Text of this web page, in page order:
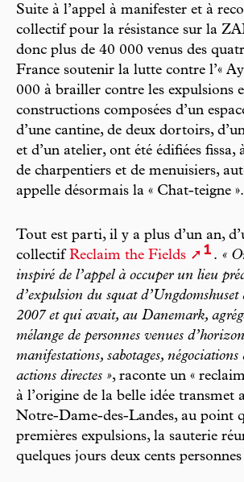
Suite à l’appel à manifester et à
collectif pour la résistance sur la
donc plus de 40 000 venus des
France soutenir la lutte contre l’«
000 à brailler contre les expulsions
constructions composées d’un
d’une cantine, de deux dortoirs,
et d’un atelier, ont été édifiées
de charpentiers et de menuisiers,
appelle désormais la « Chat-teigne ».
Tout est parti, il y a plus d’un an,
collectif Reclaim the Fields 1 . «
inspiré de l’appel à occuper un lieu
d’expulsion du squat d’Ungdomshuset
2007 et qui avait, au Danemark,
mélange de personnes venues
manifestations, sabotages,
actions directes », raconte un «
à l’origine de la belle idée transmet
Notre-Dame-des-Landes, au point
premières expulsions, la sauterie
quelques jours deux cents personnes